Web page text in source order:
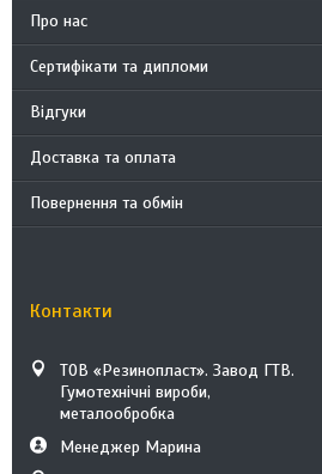
Про нас
Сертифікати та дипломи
Відгуки
Доставка та оплата
Повернення та обмін
Контакти
ТОВ «Резинопласт». Завод ГТВ.
Гумотехнічні вироби,
металообробка
Менеджер Марина